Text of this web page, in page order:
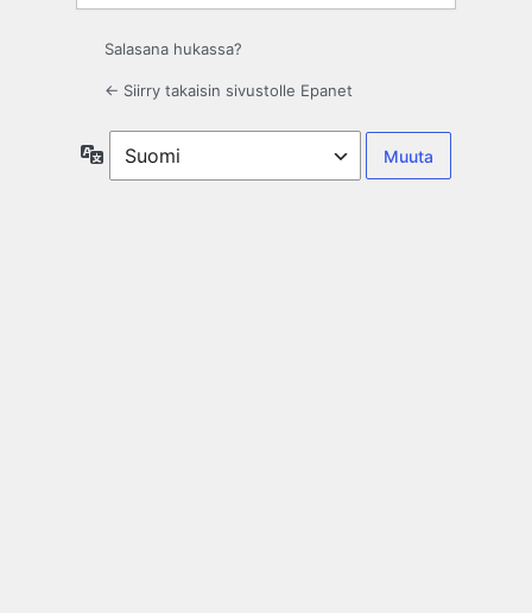
Salasana hukassa?
← Siirry takaisin sivustolle Epanet
Kieli